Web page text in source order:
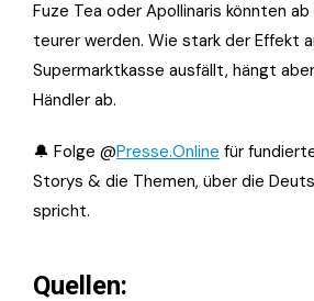
Fuze Tea oder Apollinaris könnten
teurer werden. Wie stark der Effekt
Supermarktkasse ausfällt, hängt
Händler ab.
🔔 Folge @Presse.Online für
Storys & die Themen, über die
spricht.
Quellen: